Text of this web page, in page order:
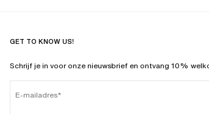
GET TO KNOW US!
Schrijf je in voor onze nieuwsbrief en ontvang 10%
E-mailadres